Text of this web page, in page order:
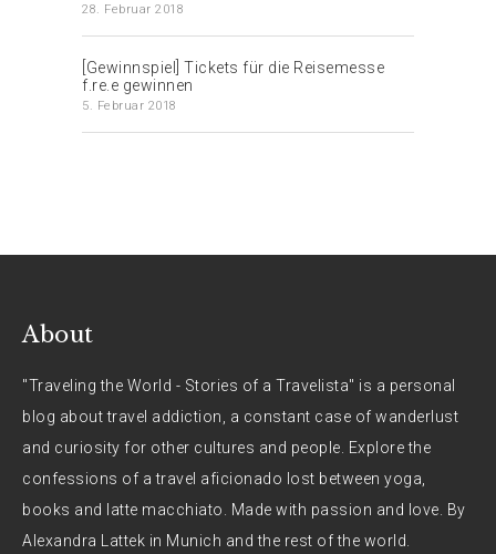
28. Februar 2018
[Gewinnspiel] Tickets für die Reisemesse
f.re.e gewinnen
5. Februar 2018
About
"Traveling the World - Stories of a Travelista" is a personal
blog about travel addiction, a constant case of wanderlust
and curiosity for other cultures and people. Explore the
confessions of a travel aficionado lost between yoga,
books and latte macchiato. Made with passion and love. By
Alexandra Lattek in Munich and the rest of the world.